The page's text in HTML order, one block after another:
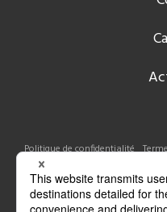
Politique de confidentialité